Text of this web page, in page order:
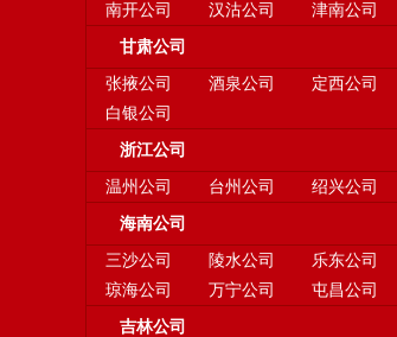
南开公司
汉沽公司 津南公司
甘肃公司
张掖公司 酒泉公司 定西公司
白银公司
浙江公司
温州公司 台州公司 绍兴公司
海南公司
三沙公司 陵水公司 乐东公司
琼海公司
万宁公司 屯昌公司
吉林公司